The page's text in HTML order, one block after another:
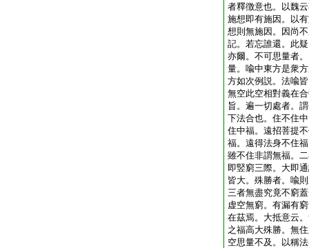
者釋徴意也。以魏
施想即有施因。以
想則無施因。因尚
記。若忘誰還。此
亦爾。不可思量者
量。喩中東方是衆
方如次例説。法喩
無空此空相對義在
旨。遍一切處者。
下法合也。住不住
住中福。遠招菩提
福。遠得法身不住
雖不住非謂無福。
即竪窮三際。大即
皆大。殊勝者。喩
三者無盡究竟不窮
虚空無窮。有漏有
在茲焉。大抵意云
之福高大殊勝。無
空思量不及。以稱